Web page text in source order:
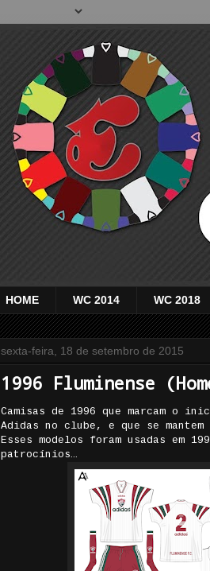
HOME WC 2014 WC 2018
sexta-feira, 18 de setembro de 2015
1996 Fluminense
Camisas de 1996 que marcam o
Adidas no clube, e que se
Esses modelos foram usadas em
patrocínios…